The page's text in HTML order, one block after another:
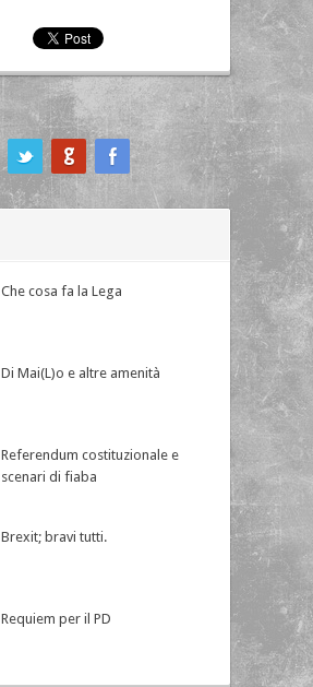
Che cosa fa la Lega
Di Mai(L)o e altre amenità
Referendum costituzionale e
scenari di fiaba
Brexit; bravi tutti.
Requiem per il PD